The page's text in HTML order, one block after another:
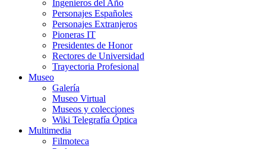
Ingenieros del Año
Personajes Españoles
Personajes Extranjeros
Pioneras IT
Presidentes de Honor
Rectores de Universidad
Trayectoria Profesional
Museo
Galería
Museo Virtual
Museos y colecciones
Wiki Telegrafía Óptica
Multimedia
Filmoteca